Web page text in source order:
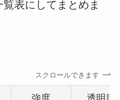
表にしてまとめま
スクロールできます
強度 透明度